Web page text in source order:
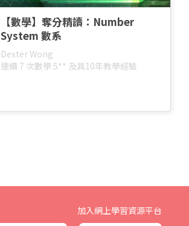
【數學】奪分精讀：Number
System 數系
Dexter Wong
連續 7 次數學 5** 及具10年教學經驗
加入網上學習資源平台